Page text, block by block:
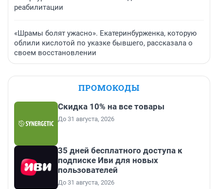
реабилитации
«Шрамы болят ужасно». Екатеринбурженка, которую
облили кислотой по указке бывшего, рассказала о
своем восстановлении
ПРОМОКОДЫ
Скидка 10% на все товары
До 31 августа, 2026
35 дней бесплатного доступа к
подписке Иви для новых
пользователей
До 31 августа, 2026